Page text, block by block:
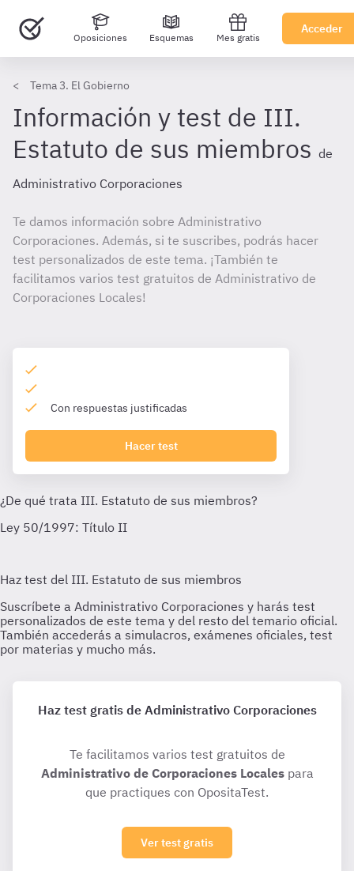
Oposiciones Esquemas Mes gratis
Acceder
Tema 3. El Gobierno
Información y test de III.
Estatuto de sus miembros de
Administrativo Corporaciones
Te damos información sobre Administrativo
Corporaciones. Además, si te suscribes, podrás hacer
test personalizados de este tema. ¡También te
facilitamos varios test gratuitos de Administrativo de
Corporaciones Locales!
Con respuestas justificadas
Hacer test
Haz test gratis de Administrativo Corporaciones
Te facilitamos varios test gratuitos de
Administrativo de Corporaciones Localespara
que practiques con OpositaTest.
Ver test gratis